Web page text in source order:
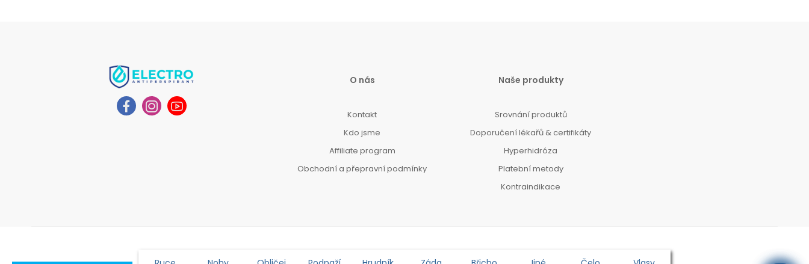
O nás
Kontakt
Kdo jsme
Affiliate program
Obchodní a přepravní podmínky
Naše produkty
Srovnání produktů
Doporučení lékařů & certifikáty
Hyperhidróza
Platební metody
Kontraindikace